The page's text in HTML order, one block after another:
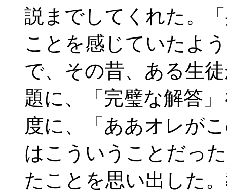
説までしてくれた。
ことを感じていたよ
で、その昔、ある生
題に、「完璧な解答
度に、「ああオレが
はこういうことだっ
たことを思い出した